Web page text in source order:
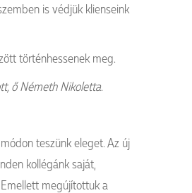
is védjük klienseink
történhessenek meg.
ő Németh Nikoletta.
teszünk eleget. Az új
kollégánk saját,
megújítottuk a